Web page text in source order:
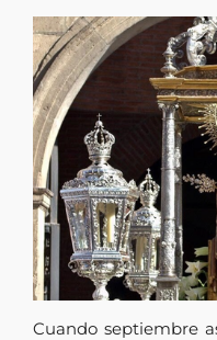
Cuando septiembre